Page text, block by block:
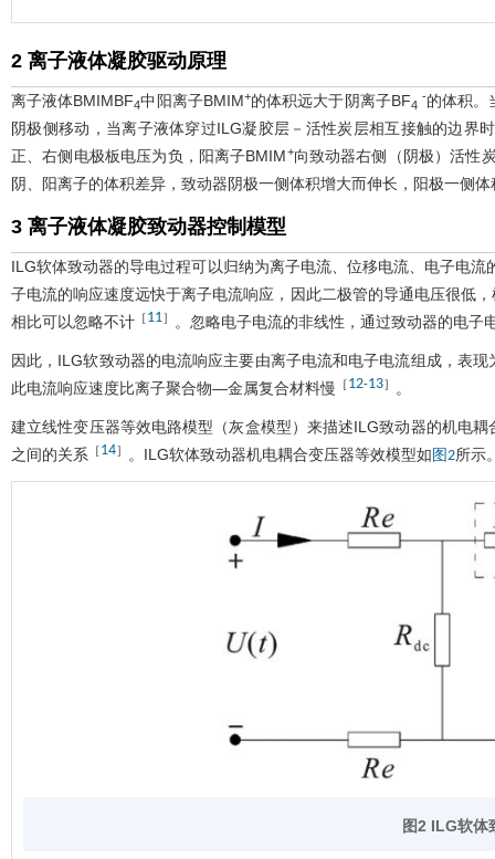
2 离子液体凝胶驱动原理
离子液体BMIMBF4中阳离子BMIM+的体积远大于阴离子BF4
-的体积。
阴极侧移动，当离子液体穿过ILG凝胶层－活性炭层相互接触的边界
正、右侧电极板电压为负，阳离子BMIM+向致动器右侧（阴极）活性
阴、阳离子的体积差异，致动器阴极一侧体积增大而伸长，阳极一侧
3 离子液体凝胶致动器控制模型
ILG软体致动器的导电过程可以归纳为离子电流、位移电流、电子电
子电流的响应速度远快于离子电流响应，因此二极管的导通电压很低
相比可以忽略不计 ［11］ 。忽略电子电流的非线性，通过致动器的电
因此，ILG软致动器的电流响应主要由离子电流和电子电流组成，表
此电流响应速度比离子聚合物—金属复合材料慢 ［12-13］ 。
建立线性变压器等效电路模型（灰盒模型）来描述ILG致动器的机电
之间的关系 ［14］ 。ILG软体致动器机电耦合变压器等效模型如 图2所示
图2 ILG软体